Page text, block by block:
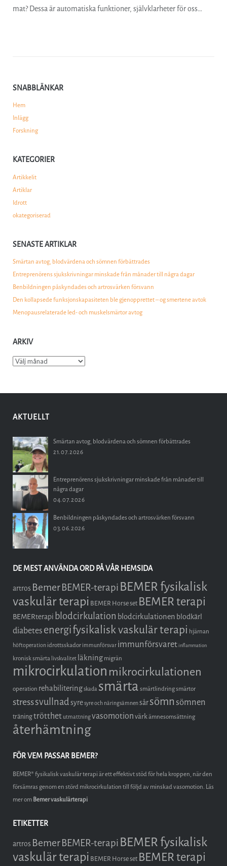
mat? Dessa är automatiska funktioner, självklarheter för oss…
SNABBLÄNKAR
Hem
Inlägg
Forskning
KATEGORIER
Artikkelit
Artiklar
Idrott
okategoriserad
SENASTE ARTIKLAR
Smärtan avtog, blodvärdena och sömnen förbättrades
Entreprenörens sjukskrivningar minskade från månader till några dagar
Benbildningen påskyndades och artrosvärken försvann
Den kollapsede funksjonskapasiteten ble gjenopprettet – og smertene avtok
Menopausrelaterade led- och muskelsmärtor avtog
ARKIV
Arkiv
AKTUELLT
Smärtan avtog, blodvärdena och sömnen förbättrades
21.07.2026
Entreprenörens sjukskrivningar minskade från månader till
några dagar
04.07.2026
Benbildningen påskyndades och artrosvärken försvann
03.06.2026
DE MEST ANVÄNDA ORD PÅ VÅR HEMSIDA
artros BemerBEMER-terapi BEMER fysikalisk
vaskulär terapi BEMER Horse set BEMER terapi
BEMERterapi blodcirkulation blodcirkulationen blodkärl
diabetesenergifysikalisk vaskulär terapi hjärnan
höftoperation idrottsskador immunförsvar immunförsvaret inflammation
kronisk smärta livskvalitet läkningmigrän
mikrocirkulation mikrocirkulationen
operation rehabiliteringskada smärtasmärtlindringsmärtor
stresssvullnadsyresyre och näringsämnensårsömnsömnen
träningtrötthet utmattningvasomotionvärkämnesomsättning
återhämtning
FÖR VEM PASSAR BEMER?
BEMER® fysikalisk vaskulär terapi är ett effektivt stöd för hela kroppen, när den
försämras genom en störd mikrocirkulation till följd av minskad vasomotion. Läs
mer omBemer vaskulärterapi
ETIKETTER
artros BemerBEMER-terapi BEMER fysikalisk
vaskulär terapi BEMER Horse set BEMER terapi